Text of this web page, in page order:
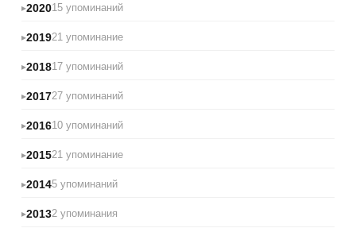
202015 упоминаний
201921 упоминание
201817 упоминаний
201727 упоминаний
201610 упоминаний
201521 упоминание
20145 упоминаний
20132 упоминания